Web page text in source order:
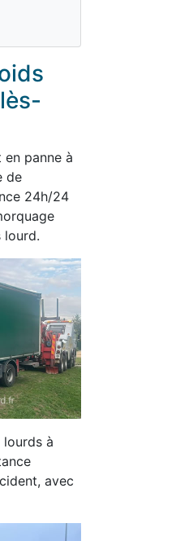
panne à
de
24h/24
lourd.
à
avec